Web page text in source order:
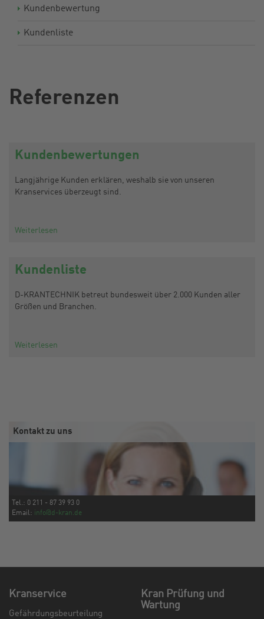
Kundenbewertung
Kundenliste
Referenzen
Kundenbewertungen
Langjährige Kunden erklären, weshalb sie von unseren
Kranservices überzeugt sind.
Weiterlesen
Kundenliste
D-KRANTECHNIK betreut bundesweit über 2.000 Kunden aller
Größen und Branchen.
Weiterlesen
Kontakt zu uns
Tel.: 0 211 - 87 39 93 0
Email: info@d-kran.de
Kranservice
Gefährdungsbeurteilung
Kran Prüfung und
Wartung